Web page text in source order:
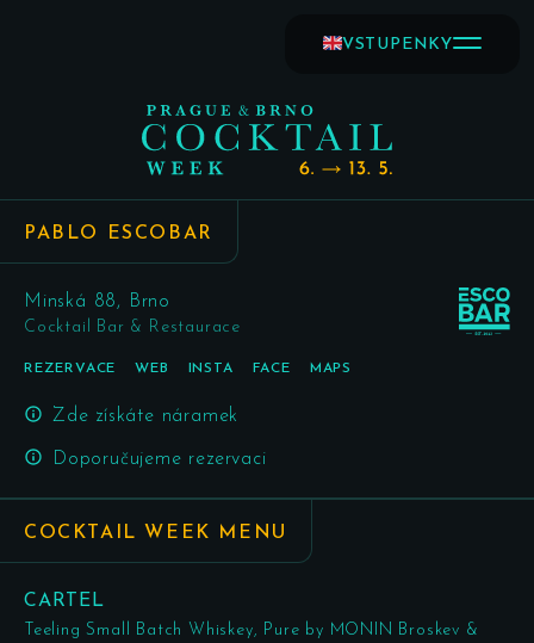
VSTUPENKY
PABLO ESCOBAR
Minská 88, Brno
Cocktail Bar & Restaurace
REZERVACE WEB INSTA FACE MAPS
Zde získáte náramek
Doporučujeme rezervaci
COCKTAIL WEEK MENU
CARTEL
Teeling Small Batch Whiskey, Pure by MONIN Broskev &